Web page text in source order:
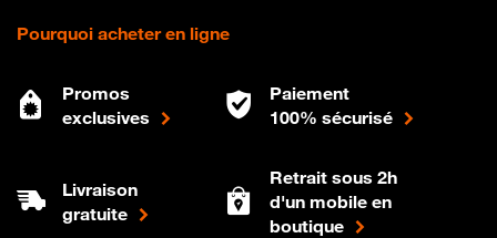
Pourquoi acheter en ligne
Promos
exclusives
Paiement
100% sécurisé
Livraison
gratuite
Retrait sous 2h
d'un mobile en
boutique